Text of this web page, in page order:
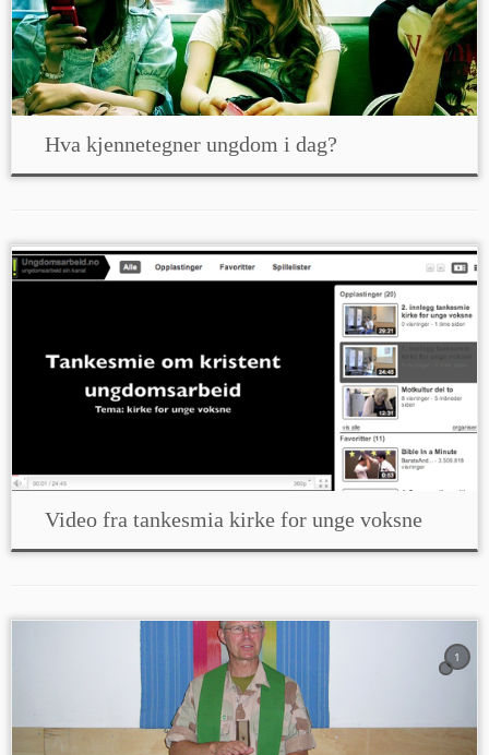
Hva kjennetegner ungdom i dag?
Video fra tankesmia kirke for unge voksne
1